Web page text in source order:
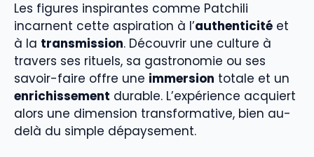
Les figures inspirantes comme Patchili
incarnent cette aspiration à l’authenticité et
à la transmission. Découvrir une culture à
travers ses rituels, sa gastronomie ou ses
savoir-faire offre une immersion totale et un
enrichissement durable. L’expérience acquiert
alors une dimension transformative, bien au-
delà du simple dépaysement.